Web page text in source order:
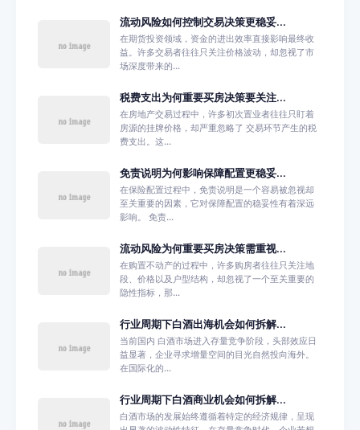
流动风险如何控制交易决策更稳妥...
在期货投资领域，资金的进出效率直接影响最终收
益。许多交易者往往只关注价格波动，却忽视了市
场深度带来的...
税费支出为何重要买房决策要关注...
在房地产交易过程中，许多初次置业者往往只盯着
房源的挂牌价格，却严重忽略了 交易环节产生的税
费支出。这...
免责说明为何影响保障配置更稳妥...
在保险配置过程中，免责说明是一个容易被忽视却
至关重要的因素，它对保障配置的稳妥性有着深远
影响。 免责...
流动风险为何重要买房决策需重视...
在购置不动产的过程中，许多购房者往往只关注地
段、价格以及户型结构，却忽视了一个至关重要的
隐性指标，那...
行业周期下白酒出海机会如何拆解...
当前国内 白酒市场进入存量竞争阶段，头部效应日
益显著，企业寻求增量空间的目光自然投向海外。
在国际化的...
行业周期下白酒商业机会如何拆解...
白酒市场的发展始终遵循着特定的经济规律，呈现